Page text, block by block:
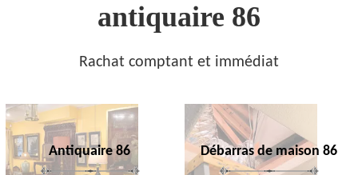
antiquaire 86
Rachat comptant et immédiat
Antiquaire 86 Débarras de maison 86